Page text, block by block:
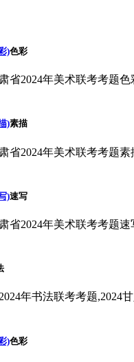
)色彩
省2024年美术联考考题色
)素描
省2024年美术联考考题素
)速写
省2024年美术联考考题速
年书法联考考题,2024
)色彩